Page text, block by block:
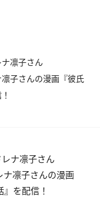
凛子さん
子さんの漫画『彼氏
ナ凛子さん
ナ凛子さんの漫画
を配信！